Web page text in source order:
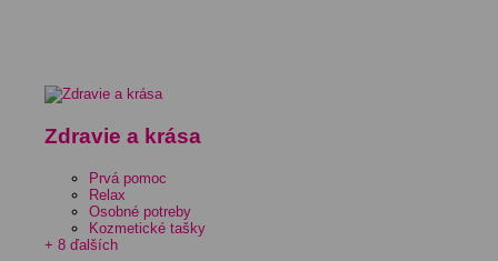
Zdravie a krása
Prvá pomoc
Relax
Osobné potreby
Kozmetické tašky
+ 8 ďalších